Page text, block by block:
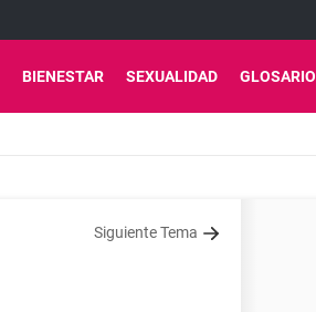
BIENESTAR SEXUALIDAD GLOSARIO
Siguiente Tema